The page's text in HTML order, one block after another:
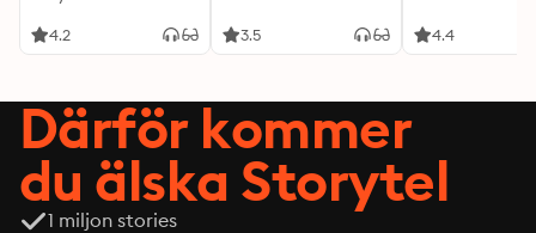
4.2 3.5 4.4
Därför kommer
du älska Storytel
1 miljon stories